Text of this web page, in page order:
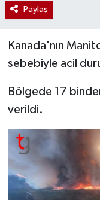
Paylaş
Kanada'nın
sebebiyle acil
Bölgede 17
verildi.